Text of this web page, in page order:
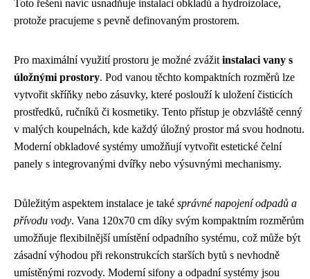
Toto řešení navíc usnadňuje instalaci obkladů a hydroizolace,
protože pracujeme s pevně definovaným prostorem.
Pro maximální využití prostoru je možné zvážit instalaci vany s
úložnými prostory. Pod vanou těchto kompaktních rozměrů lze
vytvořit skříňky nebo zásuvky, které poslouží k uložení čisticích
prostředků, ručníků či kosmetiky. Tento přístup je obzvláště cenný
v malých koupelnách, kde každý úložný prostor má svou hodnotu.
Moderní obkladové systémy umožňují vytvořit estetické čelní
panely s integrovanými dvířky nebo výsuvnými mechanismy.
Důležitým aspektem instalace je také správné napojení odpadů a
přívodu vody. Vana 120x70 cm díky svým kompaktním rozměrům
umožňuje flexibilnější umístění odpadního systému, což může být
zásadní výhodou při rekonstrukcích starších bytů s nevhodně
umístěnými rozvody. Moderní sifony a odpadní systémy jsou